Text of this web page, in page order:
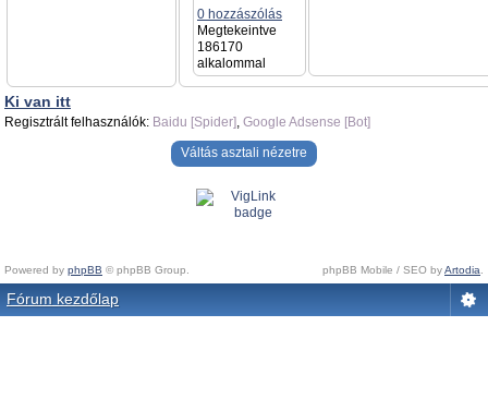
0 hozzászólás
Megtekeintve
186170
alkalommal
Ki van itt
Regisztrált felhasználók: Baidu [Spider], Google Adsense [Bot]
Váltás asztali nézetre
Powered by phpBB © phpBB Group. phpBB Mobile / SEO byArtodia.
Fórum kezdőlap